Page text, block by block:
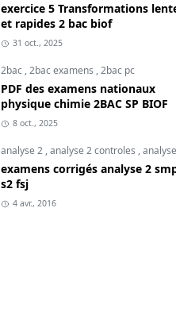
exercice 5 Transformations
et rapides 2 bac biof
31 oct., 2025
2bac,2bac examens ,2bac pc
PDF des examens nationaux
physique chimie 2BAC SP BIOF
8 oct., 2025
analyse 2,analyse 2 controles ,
examens corrigés analyse 2
s2 fsj
4 avr., 2016